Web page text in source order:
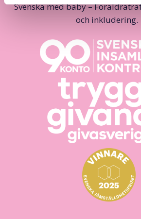
Svenska med baby –
och inkludering.